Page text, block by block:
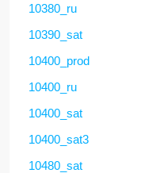
10380_ru
10390_sat
10400_prod
10400_ru
10400_sat
10400_sat3
10480_sat